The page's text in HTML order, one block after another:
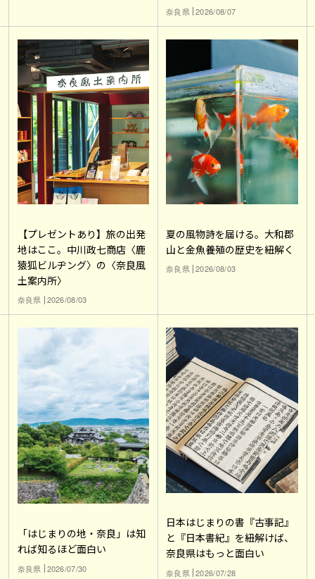
奈良県 2026/08/07
【プレゼントあり】旅の出発
地はここ。中川政七商店〈鹿
猿狐ビルヂング〉の〈奈良風
土案内所〉
奈良県 2026/08/03
夏の風物詩を届ける。大和郡
山と金魚養殖の歴史を紐解く
奈良県 2026/08/03
「はじまりの地・奈良」は知
れば知るほど面白い
奈良県 2026/07/30
日本はじまりの書『古事記』
と『日本書紀』を紐解けば、
奈良県はもっと面白い
奈良県 2026/07/28